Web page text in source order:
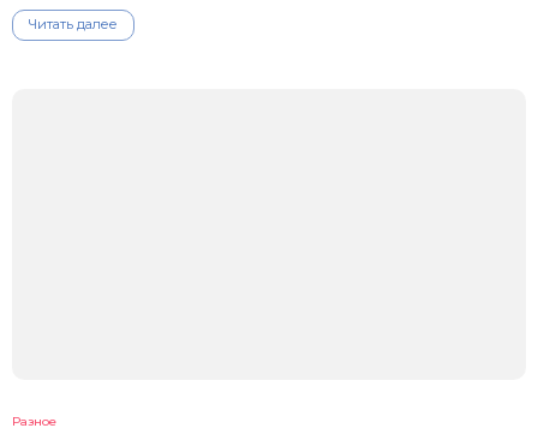
Читать далее
Разное